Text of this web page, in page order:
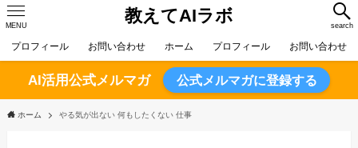
教えてAIラボ search
MENU
プロフィール お問い合わせ ホーム プロフィール お問い合わせ
AI活用公式メルマガ 公式メルマガに登録する
ホーム やる気が出ない 何もしたくない 仕事